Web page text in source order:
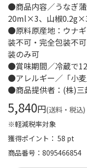
●商品内容／うなぎ
20ml×3、山椒
●原料原産地：ウナ
装不可・完全包装不
装のみ可
●賞味期間／冷蔵で
●アレルギー／「小
●商品提供者：(株)三
5,840円(送料・税込)
※軽減税率対象
獲得ポイント： 58 pt
商品番号
8095466854